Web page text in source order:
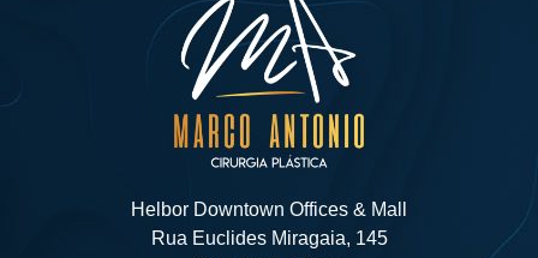
Helbor Downtown Offices & Mall
Rua Euclides Miragaia, 145